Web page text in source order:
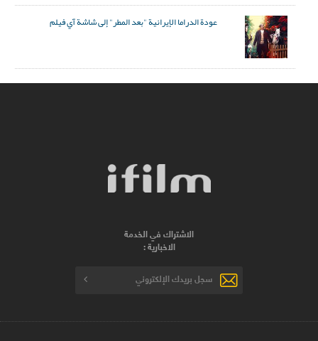
عودة الدراما الإيرانية "بعد المطر" إلى شاشة آي فيلم
الاشتراك في الخدمة
الاخبارية :